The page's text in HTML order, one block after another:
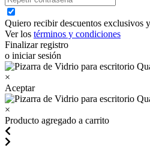
Quiero recibir descuentos exclusivos
Ver los términos y condiciones
Finalizar registro
o iniciar sesión
×
Aceptar
×
Producto agregado a carrito